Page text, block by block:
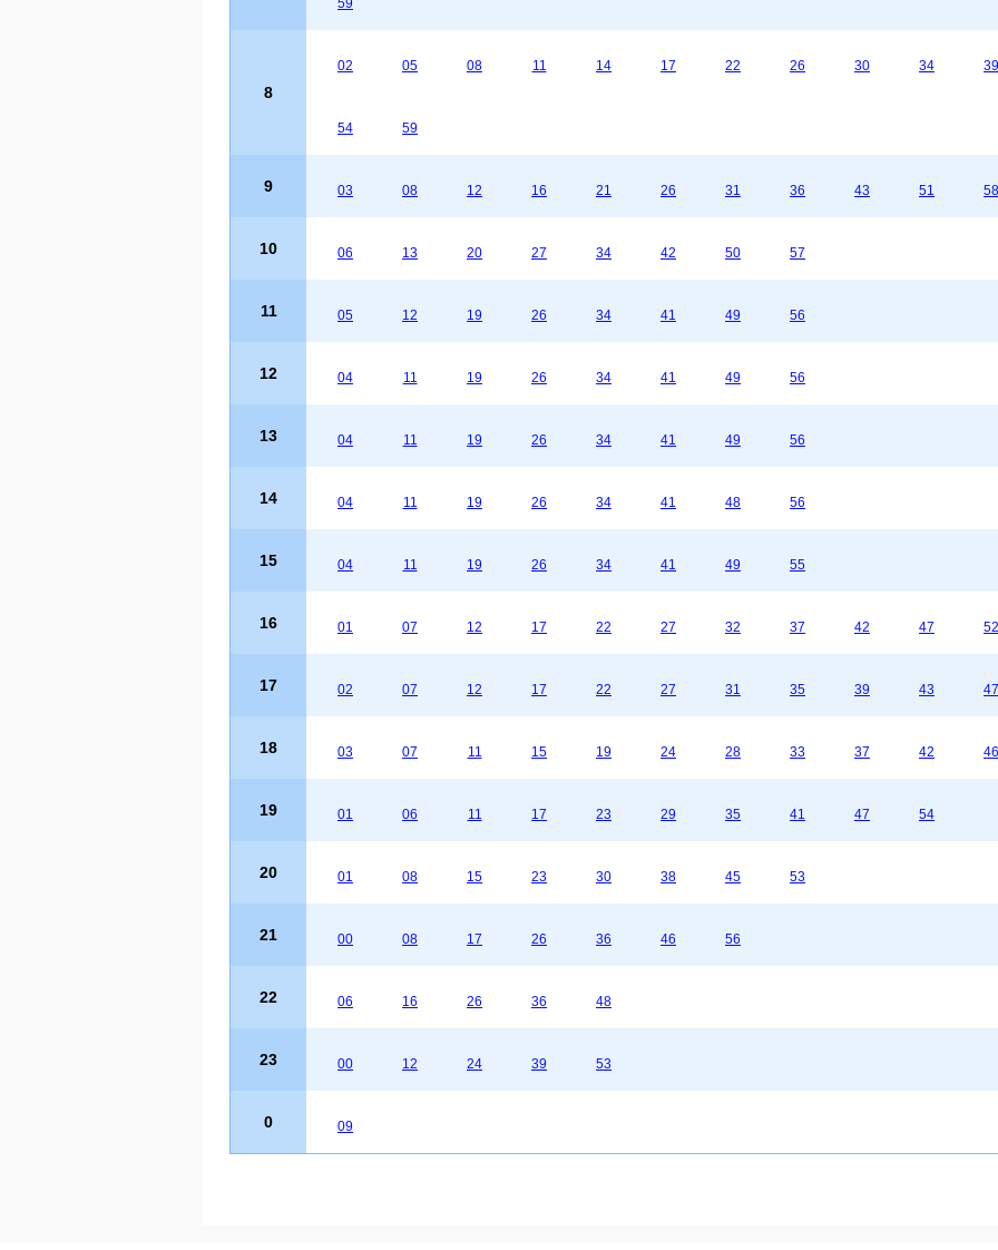
59
8
02 05 08 11 14 17 22 26 30 34 39
54 59
9 03 08 12 16 21 26 31 36 43 51 58
10 06 13 20 27 34 42 50 57
11 05 12 19 26 34 41 49 56
12 04 11 19 26 34 41 49 56
13 04 11 19 26 34 41 49 56
14 04 11 19 26 34 41 48 56
15 04 11 19 26 34 41 49 55
16 01 07 12 17 22 27 32 37 42 47 52
17 02 07 12 17 22 27 31 35 39 43 47
18 03 07 11 15 19 24 28 33 37 42 46
19 01 06 11 17 23 29 35 41 47 54
20 01 08 15 23 30 38 45 53
21 00 08 17 26 36 46 56
22 06 16 26 36 48
23 00 12 24 39 53
0 09